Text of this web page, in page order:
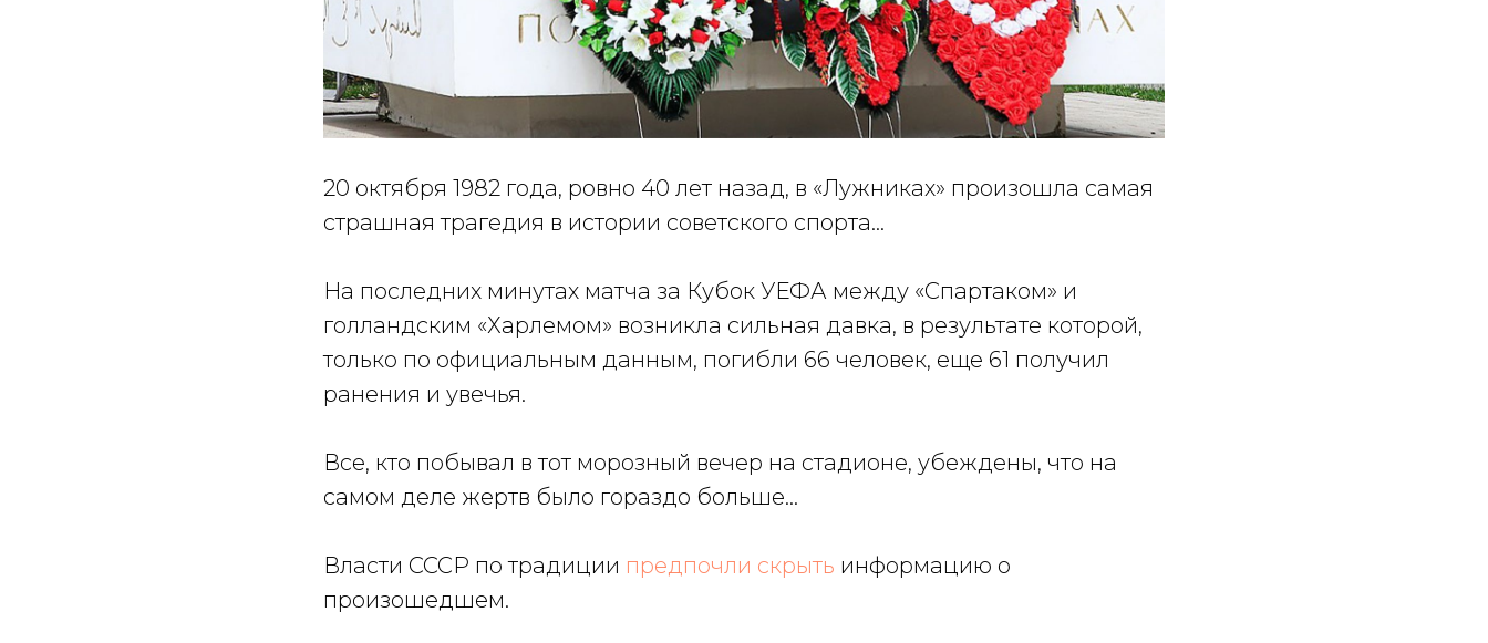
20 октября 1982 года, ровно 40 лет назад, в «Лужниках» произошла самая
страшная трагедия в истории советского спорта...
На последних минутах матча за Кубок УЕФА между «Спартаком» и
голландским «Харлемом» возникла сильная давка, в результате которой,
только по официальным данным, погибли 66 человек, еще 61 получил
ранения и увечья.
Все, кто побывал в тот морозный вечер на стадионе, убеждены, что на
самом деле жертв было гораздо больше...
Власти СССР по традиции предпочли скрыть информацию о
произошедшем.